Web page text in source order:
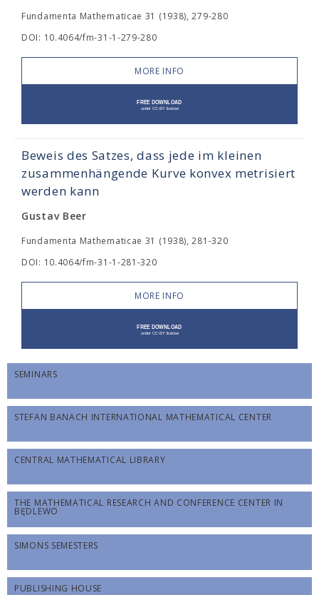
Fundamenta Mathematicae 31 (1938), 279-280
DOI: 10.4064/fm-31-1-279-280
MORE INFO
Beweis des Satzes, dass jede im kleinen
zusammenhängende Kurve konvex metrisiert
werden kann
Gustav Beer
Fundamenta Mathematicae 31 (1938), 281-320
DOI: 10.4064/fm-31-1-281-320
MORE INFO
SEMINARS
STEFAN BANACH INTERNATIONAL MATHEMATICAL CENTER
CENTRAL MATHEMATICAL LIBRARY
THE MATHEMATICAL RESEARCH AND CONFERENCE CENTER IN
BĘDLEWO
SIMONS SEMESTERS
PUBLISHING HOUSE